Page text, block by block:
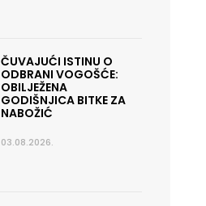
ČUVAJUĆI ISTINU O
ODBRANI VOGOŠĆE:
OBILJEŽENA
GODIŠNJICA BITKE ZA
NABOŽIĆ
03.08.2026.